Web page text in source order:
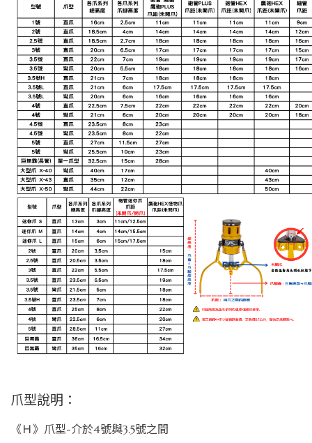
爪型說明：
《Ｈ》爪型-介於4號與3.5號之間